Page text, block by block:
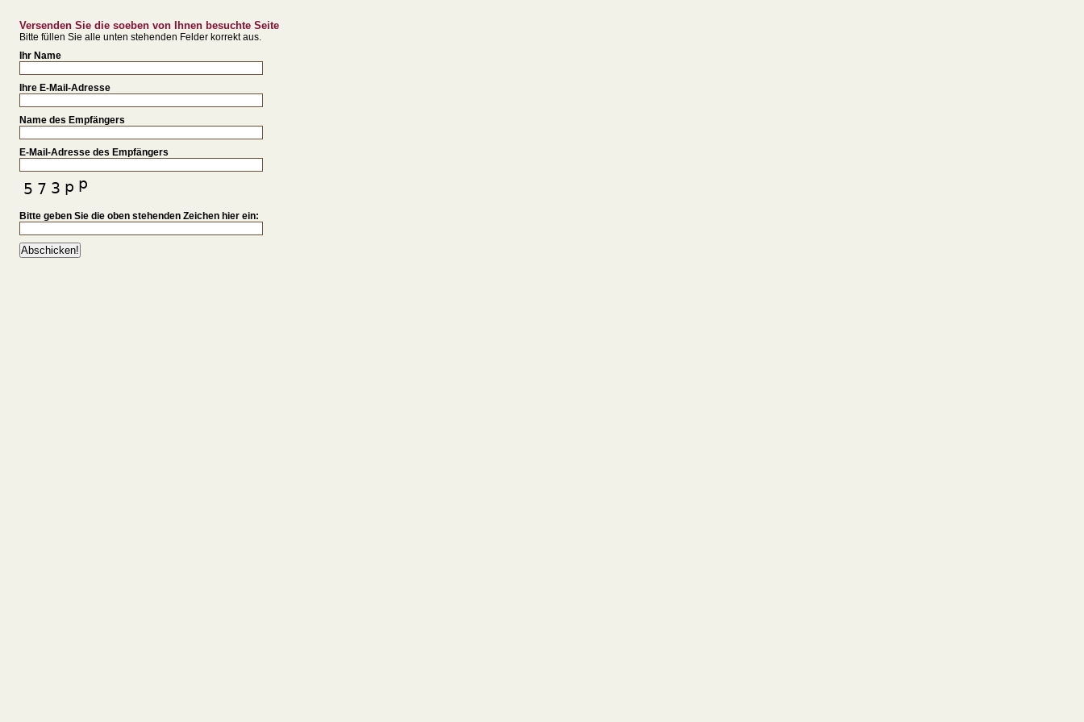
Versenden Sie die soeben von Ihnen besuchte Seite
Bitte füllen Sie alle unten stehenden Felder korrekt aus.
Ihr Name
Ihre E-Mail-Adresse
Name des Empfängers
E-Mail-Adresse des Empfängers
Bitte geben Sie die oben stehenden Zeichen hier ein: